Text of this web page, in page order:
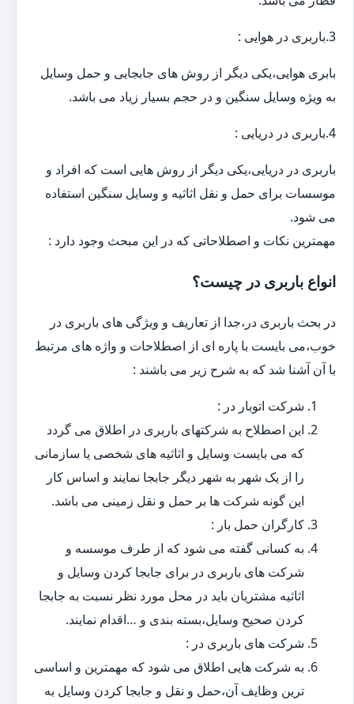
3.باربری در هوایی :
بابری هوایی،یکی دیگر از روش های جابجایی و حمل وسایل
به ویژه وسایل سنگین و در حجم بسیار زیاد می باشد.
4.باربری در دریایی :
باربری در دریایی،یکی دیگر از روش هایی است که افراد و
موسسات برای حمل و نقل اثاثیه و وسایل سنگین استفاده
می شود.
مهمترین نکات و اصطلاحاتی که در این مبحث وجود دارد :
انواع باربری در چیست؟
در بحث باربری در،جدا از تعاریف و ویژگی های باربری در
خوب،می بایست با پاره ای از اصطلاحات و واژه های مرتبط
با آن آشنا شد که به شرح زیر می باشند :
شرکت اتوبار در :
این اصطلاح به شرکتهای باربری در اطلاق می گردد
که می بایست وسایل و اثاثیه های شخصی یا سازمانی
را از یک شهر به شهر دیگر جابجا نمایند و اساس کار
این گونه شرکت ها بر حمل و نقل زمینی می باشد.
کارگران حمل بار :
به کسانی گفته می شود که از طرف موسسه و
شرکت های باربری در برای جابجا کردن وسایل و
اثاثیه مشتریان باید در محل مورد نظر نسبت به جابجا
کردن صحیح وسایل،بسته بندی و …اقدام نمایند.
شرکت های باربری در :
به شرکت هایی اطلاق می شود که مهمترین و اساسی
ترین وظایف آن،حمل و نقل و جابجا کردن وسایل به